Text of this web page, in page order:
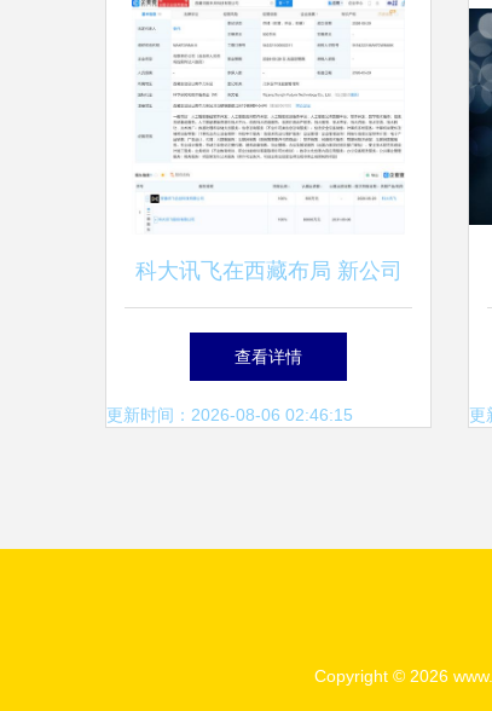
科大讯飞在西藏布局 新公司
含多项AI业务，人工智能应用
迎来区域新范例
查看详情
更新时间：2026-08-06 02:46:15 更
Copyright © 2026